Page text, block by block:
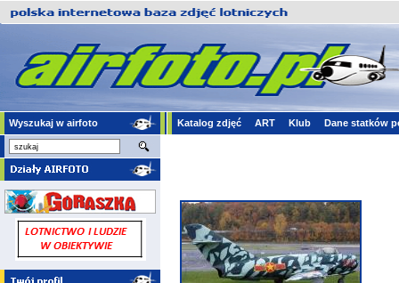
Wyszukaj w airfoto Katalog zdjęć ART Klub Dane statków